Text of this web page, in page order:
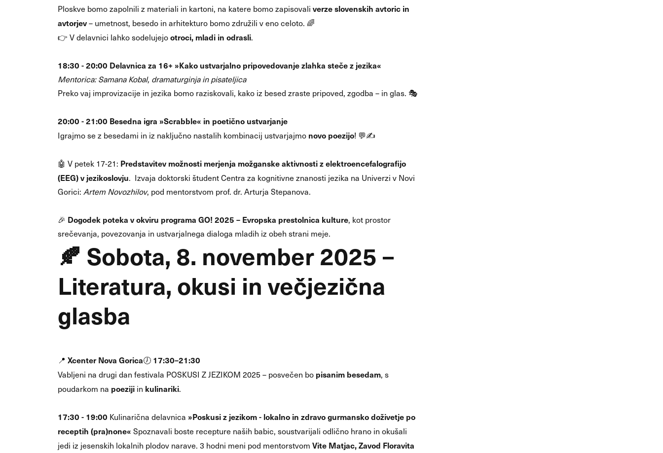
Ploskve bomo zapolnili z materiali in kartoni, na katere bomo zapisovali verze slovenskih avtoric in
avtorjev– umetnost, besedo in arhitekturo bomo združili v eno celoto. 🌈
👉 V delavnici lahko sodelujejootroci, mladi in odrasli.
18:30 - 20:00 Delavnica za 16+ »Kako ustvarjalno pripovedovanje zlahka steče z jezika«
Mentorica: Samana Kobal, dramaturginja in pisateljica
Preko vaj improvizacije in jezika bomo raziskovali, kako iz besed zraste pripoved, zgodba – in glas. 🎭
20:00 - 21:00 Besedna igra »Scrabble« in poetično ustvarjanje
Igrajmo se z besedami in iz naključno nastalih kombinacij ustvarjajmo novo poezijo! 💬✍️
🤖 V petek 17-21: Predstavitev možnosti merjenja možganske aktivnosti z elektroencefalografijo
(EEG) v jezikoslovju. Izvaja doktorski študent Centra za kognitivne znanosti jezika na Univerzi v Novi
Gorici: Artem Novozhilov, pod mentorstvom prof. dr. Arturja Stepanova.
🎉 Dogodek poteka v okviru programa GO! 2025 – Evropska prestolnica kulture, kot prostor
srečevanja, povezovanja in ustvarjalnega dialoga mladih iz obeh strani meje.
🍂 Sobota, 8. november 2025 –
Literatura, okusi in večjezična
glasba
📍 Xcenter Nova Gorica🕖 17:30–21:30
Vabljeni na drugi dan festivala POSKUSI Z JEZIKOM 2025 – posvečen bo pisanim besedam, s
poudarkom na poeziji in kulinariki.
17:30 - 19:00 Kulinarična delavnica »Poskusi z jezikom - lokalno in zdravo gurmansko doživetje po
receptih (pra)none« Spoznavali boste recepture naših babic, soustvarijali odlično hrano in okušali
jedi iz jesenskih lokalnih plodov narave. 3 hodni meni pod mentorstvom Vite Matjac, Zavod Floravita